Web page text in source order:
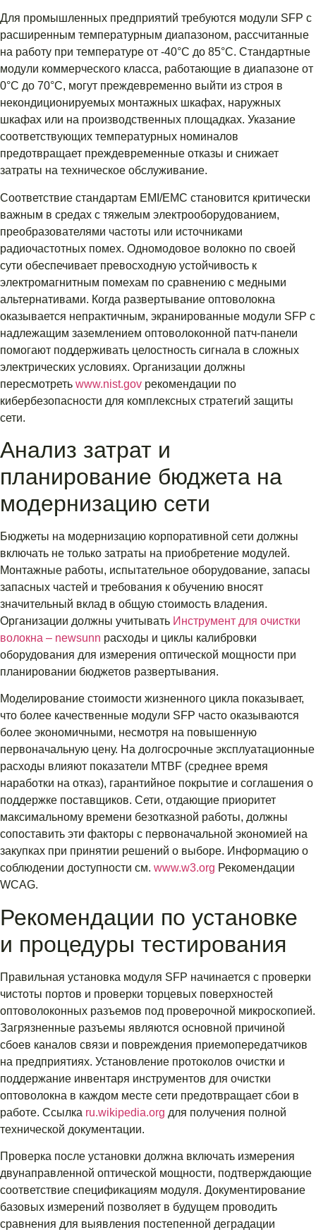
Для промышленных предприятий требуются модули SFP с
расширенным температурным диапазоном, рассчитанные
на работу при температуре от -40°C до 85°C. Стандартные
модули коммерческого класса, работающие в диапазоне от
0°C до 70°C, могут преждевременно выйти из строя в
некондиционируемых монтажных шкафах, наружных
шкафах или на производственных площадках. Указание
соответствующих температурных номиналов
предотвращает преждевременные отказы и снижает
затраты на техническое обслуживание.
Соответствие стандартам EMI/EMC становится критически
важным в средах с тяжелым электрооборудованием,
преобразователями частоты или источниками
радиочастотных помех. Одномодовое волокно по своей
сути обеспечивает превосходную устойчивость к
электромагнитным помехам по сравнению с медными
альтернативами. Когда развертывание оптоволокна
оказывается непрактичным, экранированные модули SFP с
надлежащим заземлением оптоволоконной патч-панели
помогают поддерживать целостность сигнала в сложных
электрических условиях. Организации должны
пересмотреть www.nist.gov рекомендации по
кибербезопасности для комплексных стратегий защиты
сети.
Анализ затрат и
планирование бюджета на
модернизацию сети
Бюджеты на модернизацию корпоративной сети должны
включать не только затраты на приобретение модулей.
Монтажные работы, испытательное оборудование, запасы
запасных частей и требования к обучению вносят
значительный вклад в общую стоимость владения.
Организации должны учитывать Инструмент для очистки
волокна – newsunn расходы и циклы калибровки
оборудования для измерения оптической мощности при
планировании бюджетов развертывания.
Моделирование стоимости жизненного цикла показывает,
что более качественные модули SFP часто оказываются
более экономичными, несмотря на повышенную
первоначальную цену. На долгосрочные эксплуатационные
расходы влияют показатели MTBF (среднее время
наработки на отказ), гарантийное покрытие и соглашения о
поддержке поставщиков. Сети, отдающие приоритет
максимальному времени безотказной работы, должны
сопоставить эти факторы с первоначальной экономией на
закупках при принятии решений о выборе. Информацию о
соблюдении доступности см. www.w3.org Рекомендации
WCAG.
Рекомендации по установке
и процедуры тестирования
Правильная установка модуля SFP начинается с проверки
чистоты портов и проверки торцевых поверхностей
оптоволоконных разъемов под проверочной микроскопией.
Загрязненные разъемы являются основной причиной
сбоев каналов связи и повреждения приемопередатчиков
на предприятиях. Установление протоколов очистки и
поддержание инвентаря инструментов для очистки
оптоволокна в каждом месте сети предотвращает сбои в
работе. Ссылка ru.wikipedia.org для получения полной
технической документации.
Проверка после установки должна включать измерения
двунаправленной оптической мощности, подтверждающие
соответствие спецификациям модуля. Документирование
базовых измерений позволяет в будущем проводить
сравнения для выявления постепенной деградации